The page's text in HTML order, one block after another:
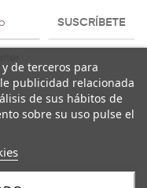
SUSCRÍBETE
de terceros para
publicidad relacionada
de sus hábitos de
sobre su uso pulse el